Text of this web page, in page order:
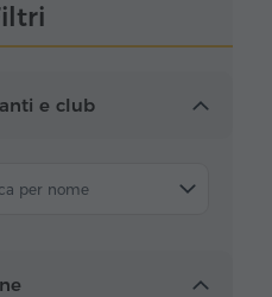
e club
per nome